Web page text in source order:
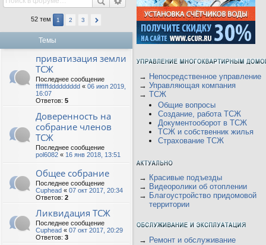
52 тем 1 2 3
Темы
приватизация земли
ТСЖ
Последнее сообщение
fffffffddddddddd « 06 июл 2019,
16:07
Ответов: 5
Доверенность на
собрание членов
ТСЖ
Последнее сообщение
pol6082 « 16 янв 2018, 13:51
Общее собрание
Последнее сообщение
Cuphead « 07 окт 2017, 20:34
Ответов: 2
Ликвидация ТСЖ
Последнее сообщение
Cuphead « 07 окт 2017, 20:29
Ответов: 3
→ Непосредственное управление
→ Управляющая компания
→ ТСЖ
Общие вопросы
Создание, работа ТСЖ
Документооборот в ТСЖ
ТСЖ и собственник жилья
Страхование ТСЖ
→ Красивые подъезды
→ Видеоролики об отоплении
→ Благоустройство придомовой
территории
→ Ремонт и обслуживание